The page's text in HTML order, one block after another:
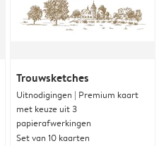
Trouwsketches
Uitnodigingen | Premium kaart
met keuze uit 3
papierafwerkingen
Set van 10 kaarten